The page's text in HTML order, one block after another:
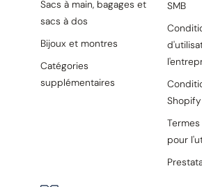
Sacs à main, bagages et
sacs à dos
Bijoux et montres
Catégories
supplémentaires
SMB
Shopify
pour